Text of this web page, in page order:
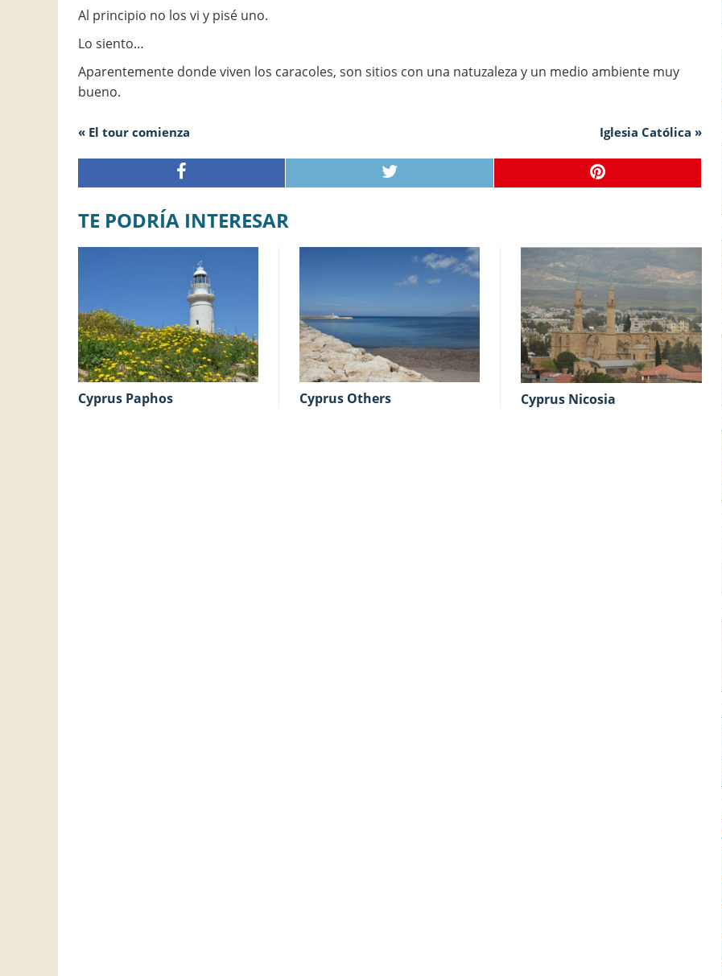
Al principio no los vi y pisé uno.
Lo siento…
Aparentemente donde viven los caracoles, son sitios con una natuzaleza y un medio ambiente muy
bueno.
« El tour comienza Iglesia Católica »
TE PODRÍA INTERESAR
Cyprus Paphos Cyprus Others Cyprus Nicosia